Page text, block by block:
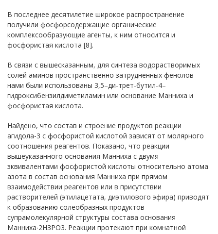
В последнее десятилетие широкое распространение
получили фосфорсодержащие органические
комплексообразующие агенты, к ним относится и
фосфористая кислота [8].
В связи с вышесказанным, для синтеза водорастворимых
солей аминов пространственно затрудненных фенолов
нами были использованы 3,5–ди-трет-бутил-4–
гидроксибензилдиметиламин или основание Манниха и
фосфористая кислота.
Найдено, что состав и строение продуктов реакции
агидола-3 с фосфористой кислотой зависят от молярного
соотношения реагентов. Показано, что реакции
вышеуказанного основания Манниха с двумя
эквивалентами фосфористой кислоты относительно атома
азота в состав основания Манниха при прямом
взаимодействии реагентов или в присутствии
растворителей (этилацетата, диэтилового эфира) приводят
к образованию солеобразных продуктов
супрамолекулярной структуры состава основания
Манниха∙2H3PO3. Реакции протекают при комнатной